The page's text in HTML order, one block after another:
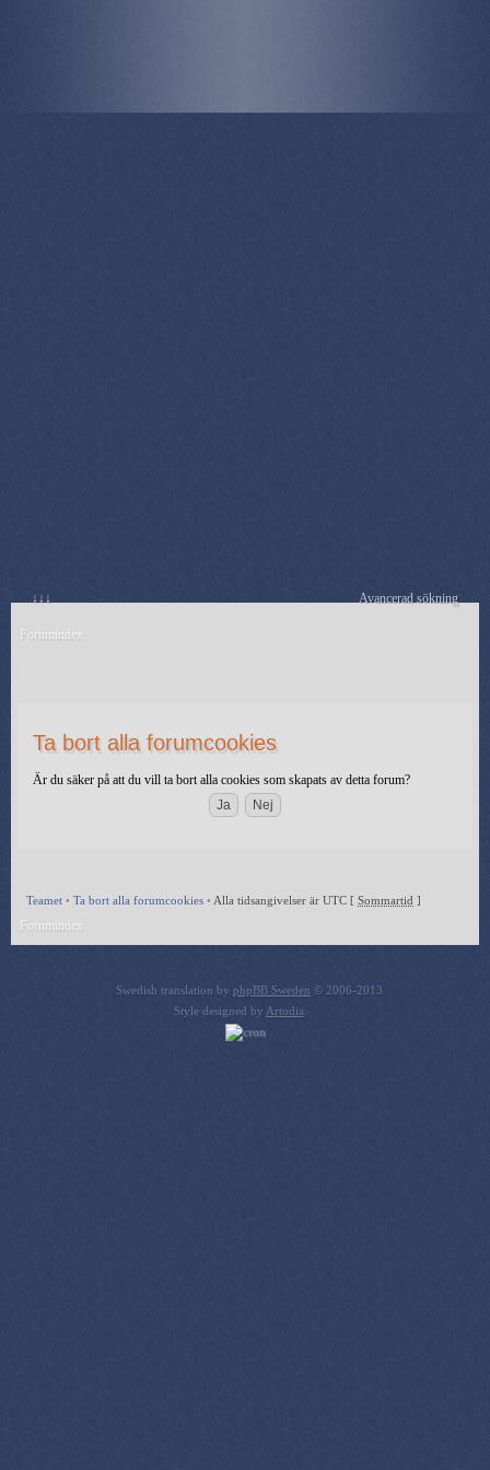
↓↓↓ Avancerad sökning
Forumindex
Ta bort alla forumcookies
Är du säker på att du vill ta bort alla cookies som skapats av detta forum?
Teamet • Ta bort alla forumcookies • Alla tidsangivelser är UTC [ Sommartid ]
Forumindex
Swedish translation by phpBB Sweden © 2006-2013
Style designed by Artodia